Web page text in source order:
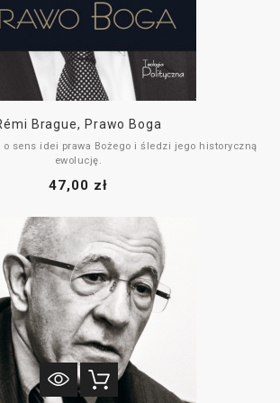
Brague, Prawo Boga
o sens idei prawa Bożego i śledzi jego historyczną
ewolucję.
47,00 zł